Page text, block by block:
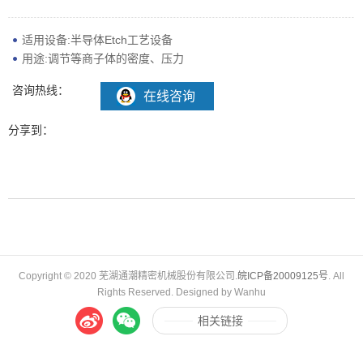
适用设备:半导体Etch工艺设备
用途:调节等商子体的密度、压力
咨询热线： 在线咨询
分享到：
Copyright © 2020 芜湖通潮精密机械股份有限公司.皖ICP备20009125号. All
Rights Reserved. Designed by Wanhu
相关链接